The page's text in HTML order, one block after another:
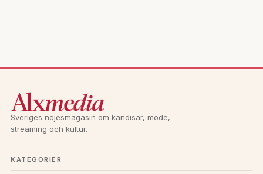
a
t
i
Sveriges nöjesmagasin om kändisar, mode,
streaming och kultur.
KATEGORIER